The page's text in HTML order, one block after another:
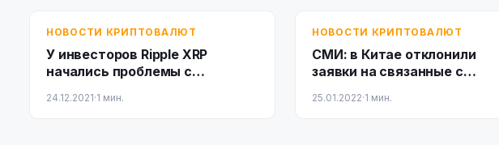
НОВОСТИ КРИПТОВАЛЮТ
У инвесторов Ripple XRP
начались проблемы с
24.12.2021·1 мин.
НОВОСТИ КРИПТОВАЛЮТ
СМИ: в Китае отклонили
заявки на связанные с
знаки
25.01.2022·1 мин.